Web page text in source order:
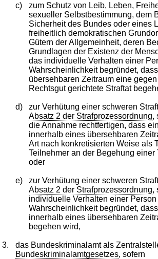
c)
zum Schutz von Leib, Leben,
sexueller Selbstbestimmung, dem
Sicherheit des Bundes oder eines
freiheitlich demokratischen
Gütern der Allgemeinheit, deren
Grundlagen der Existenz der
das individuelle Verhalten einer
Wahrscheinlichkeit begründet,
übersehbaren Zeitraum eine
Rechtsgut gerichtete Straftat
d) zur Verhütung einer schweren
Absatz 2 der Strafprozessordnung,
die Annahme rechtfertigen, dass
innerhalb eines übersehbaren
Art nach konkretisierten Weise als
Teilnehmer an der Begehung einer
oder
e) zur Verhütung einer schweren
Absatz 2 der Strafprozessordnung,
individuelle Verhalten einer
Wahrscheinlichkeit begründet,
innerhalb eines übersehbaren
begehen wird,
3. das Bundeskriminalamt als
Bundeskriminalamtgesetzes, sofern